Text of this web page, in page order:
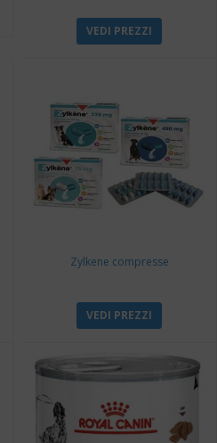
VEDI PREZZI
Zylkene compresse
VEDI PREZZI